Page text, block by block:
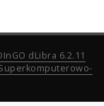
dLibra 6.2.11